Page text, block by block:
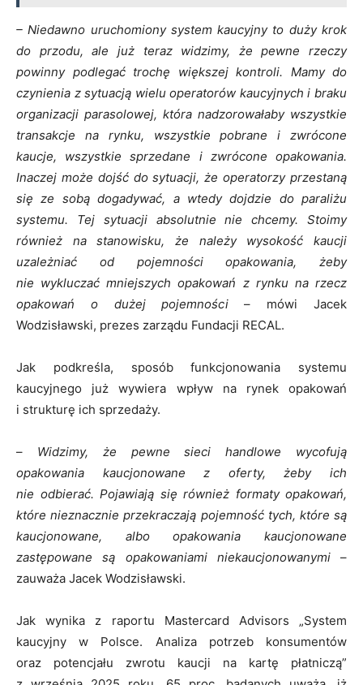
– Niedawno uruchomiony system kaucyjny to duży krok
do przodu, ale już teraz widzimy, że pewne rzeczy
powinny podlegać trochę większej kontroli. Mamy do
czynienia z sytuacją wielu operatorów kaucyjnych i braku
organizacji parasolowej, która nadzorowałaby wszystkie
transakcje na rynku, wszystkie pobrane i zwrócone
kaucje, wszystkie sprzedane i zwrócone opakowania.
Inaczej może dojść do sytuacji, że operatorzy przestaną
się ze sobą dogadywać, a wtedy dojdzie do paraliżu
systemu. Tej sytuacji absolutnie nie chcemy. Stoimy
również na stanowisku, że należy wysokość kaucji
uzależniać od pojemności opakowania, żeby
nie wykluczać mniejszych opakowań z rynku na rzecz
opakowań o dużej pojemności– mówi Jacek
Wodzisławski, prezes zarządu Fundacji RECAL.
Jak podkreśla, sposób funkcjonowania systemu
kaucyjnego już wywiera wpływ na rynek opakowań
i strukturę ich sprzedaży.
– Widzimy, że pewne sieci handlowe wycofują
opakowania kaucjonowane z oferty, żeby ich
nie odbierać. Pojawiają się również formaty opakowań,
które nieznacznie przekraczają pojemność tych, które są
kaucjonowane, albo opakowania kaucjonowane
zastępowane są opakowaniami niekaucjonowanymi –
zauważa Jacek Wodzisławski.
Jak wynika z raportu Mastercard Advisors „System
kaucyjny w Polsce. Analiza potrzeb konsumentów
oraz potencjału zwrotu kaucji na kartę płatniczą”